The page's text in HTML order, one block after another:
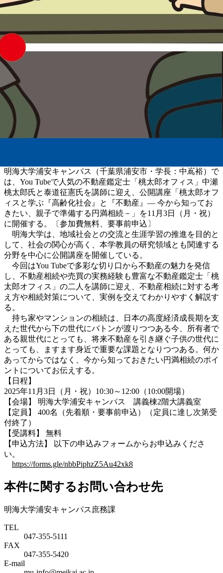
明海大学浦安キャンパス（千葉県浦安市・学長：中嶌裕）で
は、You Tubeで人気の不動産鑑定士「桃太郎オフィス」中瀬
桃太郎氏と泰道征憲氏を講師に迎え、公開講座「桃太郎オフ
ィスと学ぶ『高齢化社会』と『不動産』― 今から知ってお
きたい、親子で準備する円満相続－」を11月3日（月・祝）
に開催する。〔参加費無料、要事前申込〕
明海大学は、地域社会との交流と生涯学習の推進を目的と
して、社会の関心が高く、本学教員の研究領域とも関連する
分野を中心に公開講座を開催している。
今回はYou Tubeで多彩な切り口から不動産の魅力を発信
し、不動産相続や売買の実務経験も豊富な不動産鑑定士「桃
太郎オフィス」の二人を講師に迎え、不動産相続に対する考
え方や相続対策について、実例を交えてわかりやすく解説す
る。
持ち家やマンションの相続は、日本の高度経済成長期を支
えた世代から下の世代にバトンが渡りつつある今、所有者で
ある親世代にとっても、将来不動産を引き継ぐ子供の世代に
とっても、ますます身近で重要な課題となりつつある。何か
あってからではなく、今から知っておきたい円満相続のポイ
ントについてお伝えする。
【日程】
2025年11月3日（月・祝）10:30～12:00（10:00開場）
【会場】 明海大学浦安キャンパス 講義棟2階大講義室
【定員】 400名（先着順・要事前申込）（定員に達し次第受
付終了）
【受講料】 無料
【申込方法】 以下の申込みフォームからお申込みくださ
い。
https://forms.gle/nbbPiphzZ5Au42xk8
本件に関するお問い合わせ先
明海大学浦安キャンパス庶務課
TEL
047-355-5111
FAX
047-355-5420
E-mail